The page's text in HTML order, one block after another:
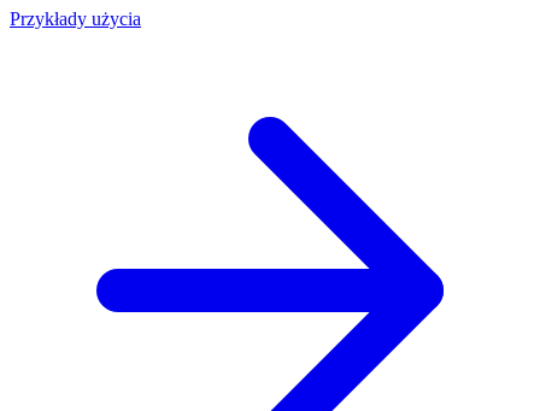
Przykłady użycia